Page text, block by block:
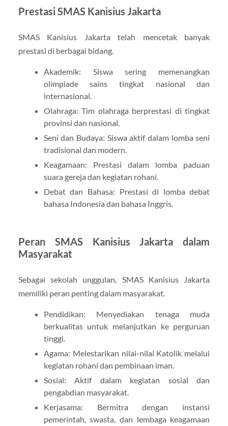
Prestasi SMAS Kanisius Jakarta
SMAS Kanisius Jakarta telah mencetak banyak
prestasi di berbagai bidang.
Akademik: Siswa sering memenangkan
olimpiade sains tingkat nasional dan
internasional.
Olahraga: Tim olahraga berprestasi di tingkat
provinsi dan nasional.
Seni dan Budaya: Siswa aktif dalam lomba seni
tradisional dan modern.
Keagamaan: Prestasi dalam lomba paduan
suara gereja dan kegiatan rohani.
Debat dan Bahasa: Prestasi di lomba debat
bahasa Indonesia dan bahasa Inggris.
Peran SMAS Kanisius Jakarta dalam
Masyarakat
Sebagai sekolah unggulan, SMAS Kanisius Jakarta
memiliki peran penting dalam masyarakat.
Pendidikan: Menyediakan tenaga muda
berkualitas untuk melanjutkan ke perguruan
tinggi.
Agama: Melestarikan nilai-nilai Katolik melalui
kegiatan rohani dan pembinaan iman.
Sosial: Aktif dalam kegiatan sosial dan
pengabdian masyarakat.
Kerjasama: Bermitra dengan instansi
pemerintah, swasta, dan lembaga keagamaan